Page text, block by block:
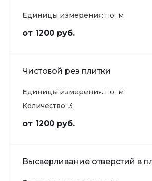
Единицы измерения: пог.м
от 1200 руб.
Чистовой рез плитки
Единицы измерения: пог.м
Количество: 3
от 1200 руб.
Высверливание отверстий в